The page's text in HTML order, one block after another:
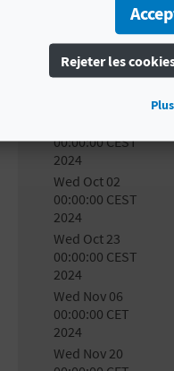
00:00:00 CEST
2024
Wed Sep 04
00:00:00 CEST
00:00:00 CEST
2024
Wed Oct 02
00:00:00 CEST
2024
Wed Oct 23
00:00:00 CEST
2024
Wed Nov 06
00:00:00 CET
2024
Wed Nov 20
Rejeter les